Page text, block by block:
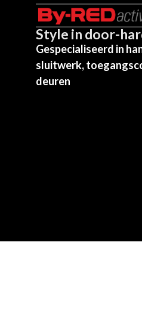
Style in door-
Gespecialiseerd in
sluitwerk,
deuren